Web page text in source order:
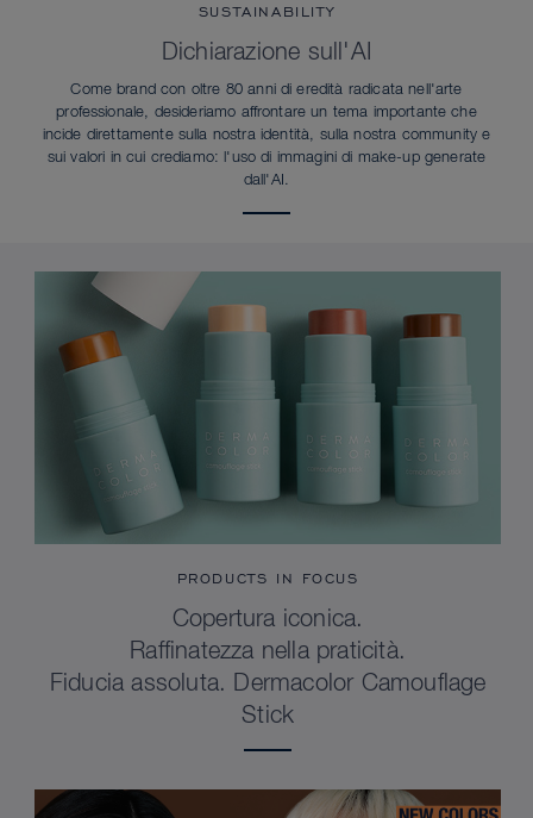
SUSTAINABILITY
Dichiarazione sull'AI
Come brand con oltre 80 anni di eredità radicata nell'arte
professionale, desideriamo affrontare un tema importante che
incide direttamente sulla nostra identità, sulla nostra community e
sui valori in cui crediamo: l'uso di immagini di make-up generate
dall'AI.
PRODUCTS IN FOCUS
Copertura iconica.
Raffinatezza nella praticità.
Fiducia assoluta. Dermacolor Camouflage
Stick